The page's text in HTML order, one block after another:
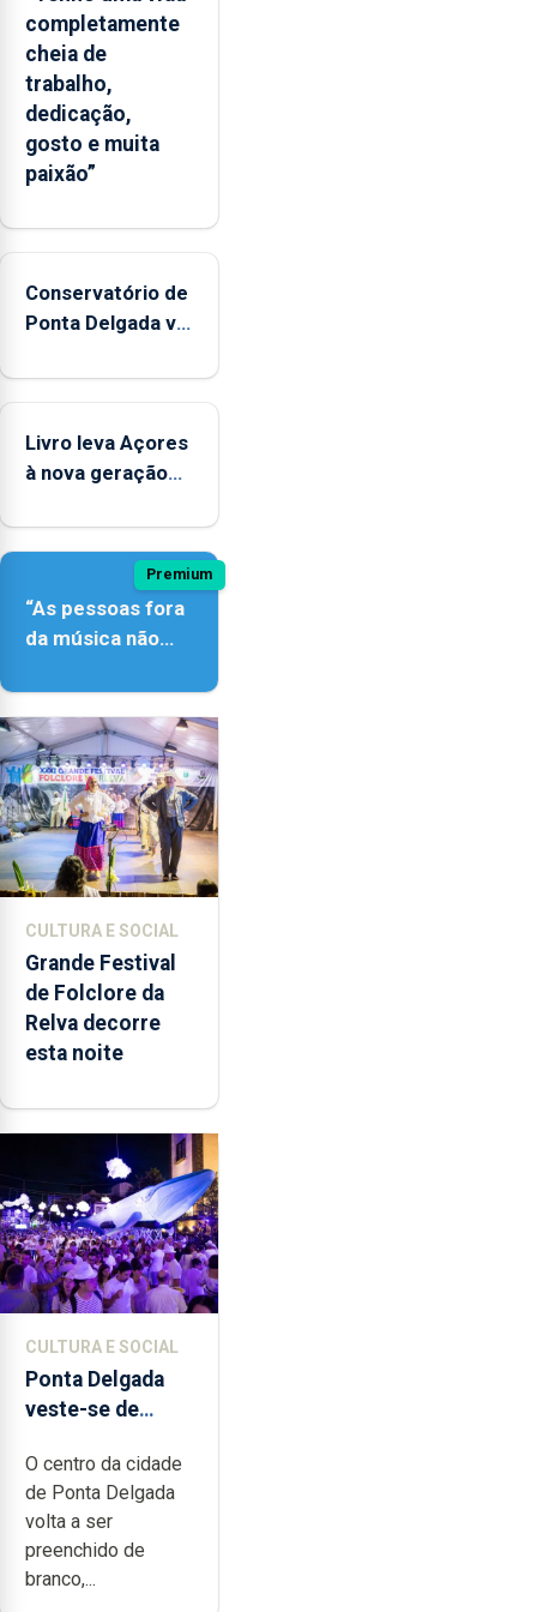
completamente
cheia de
trabalho,
dedicação,
gosto e muita
paixão”
Conservatório de
Ponta Delgada vai
novos
Livro leva Açores
à nova geração
Premium
“As pessoas fora
da música não
quão difícil é
produzir uma
música”
CULTURA E SOCIAL
Grande Festival
de Folclore da
Relva decorre
esta noite
CULTURA E SOCIAL
Ponta Delgada
veste-se de
O centro da cidade
de Ponta Delgada
volta a ser
preenchido de
branco,...